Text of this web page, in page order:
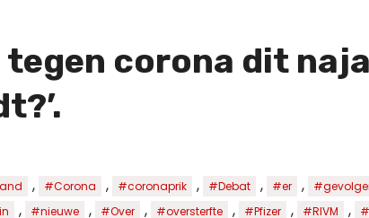
corona dit
, #Corona , #coronaprik , #Debat , #er ,
, #nieuwe , #Over , #oversterfte , #Pfizer , #RIVM ,